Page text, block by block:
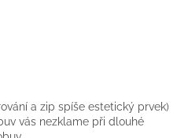
a zip spíše estetický prvek)
vás nezklame při dlouhé